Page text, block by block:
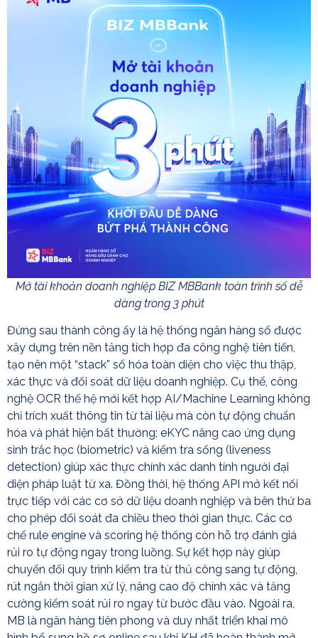
Mở tài khoản doanh nghiệp BIZ MBBank toàn trình số dễ
dàng trong 3 phút
Đứng sau thành công ấy là hệ thống ngân hàng số được
xây dựng trên nền tảng tích hợp đa công nghệ tiên tiến,
tạo nên một “stack” số hóa toàn diện cho việc thu thập,
xác thực và đối soát dữ liệu doanh nghiệp. Cụ thể, công
nghệ OCR thế hệ mới kết hợp AI/Machine Learning không
chỉ trích xuất thông tin từ tài liệu mà còn tự động chuẩn
hóa và phát hiện bất thường; eKYC nâng cao ứng dụng
sinh trắc học (biometric) và kiểm tra sống (liveness
detection) giúp xác thực chính xác danh tính người đại
diện pháp luật từ xa. Đồng thời, hệ thống API mở kết nối
trực tiếp với các cơ sở dữ liệu doanh nghiệp và bên thứ ba
cho phép đối soát đa chiều theo thời gian thực. Các cơ
chế rule engine và scoring hệ thống còn hỗ trợ đánh giá
rủi ro tự động ngay trong luồng. Sự kết hợp này giúp
chuyển đổi quy trình kiểm tra từ thủ công sang tự động,
rút ngắn thời gian xử lý, nâng cao độ chính xác và tăng
cường kiểm soát rủi ro ngay từ bước đầu vào. Ngoài ra,
MB là ngân hàng tiên phong và duy nhất triển khai mô